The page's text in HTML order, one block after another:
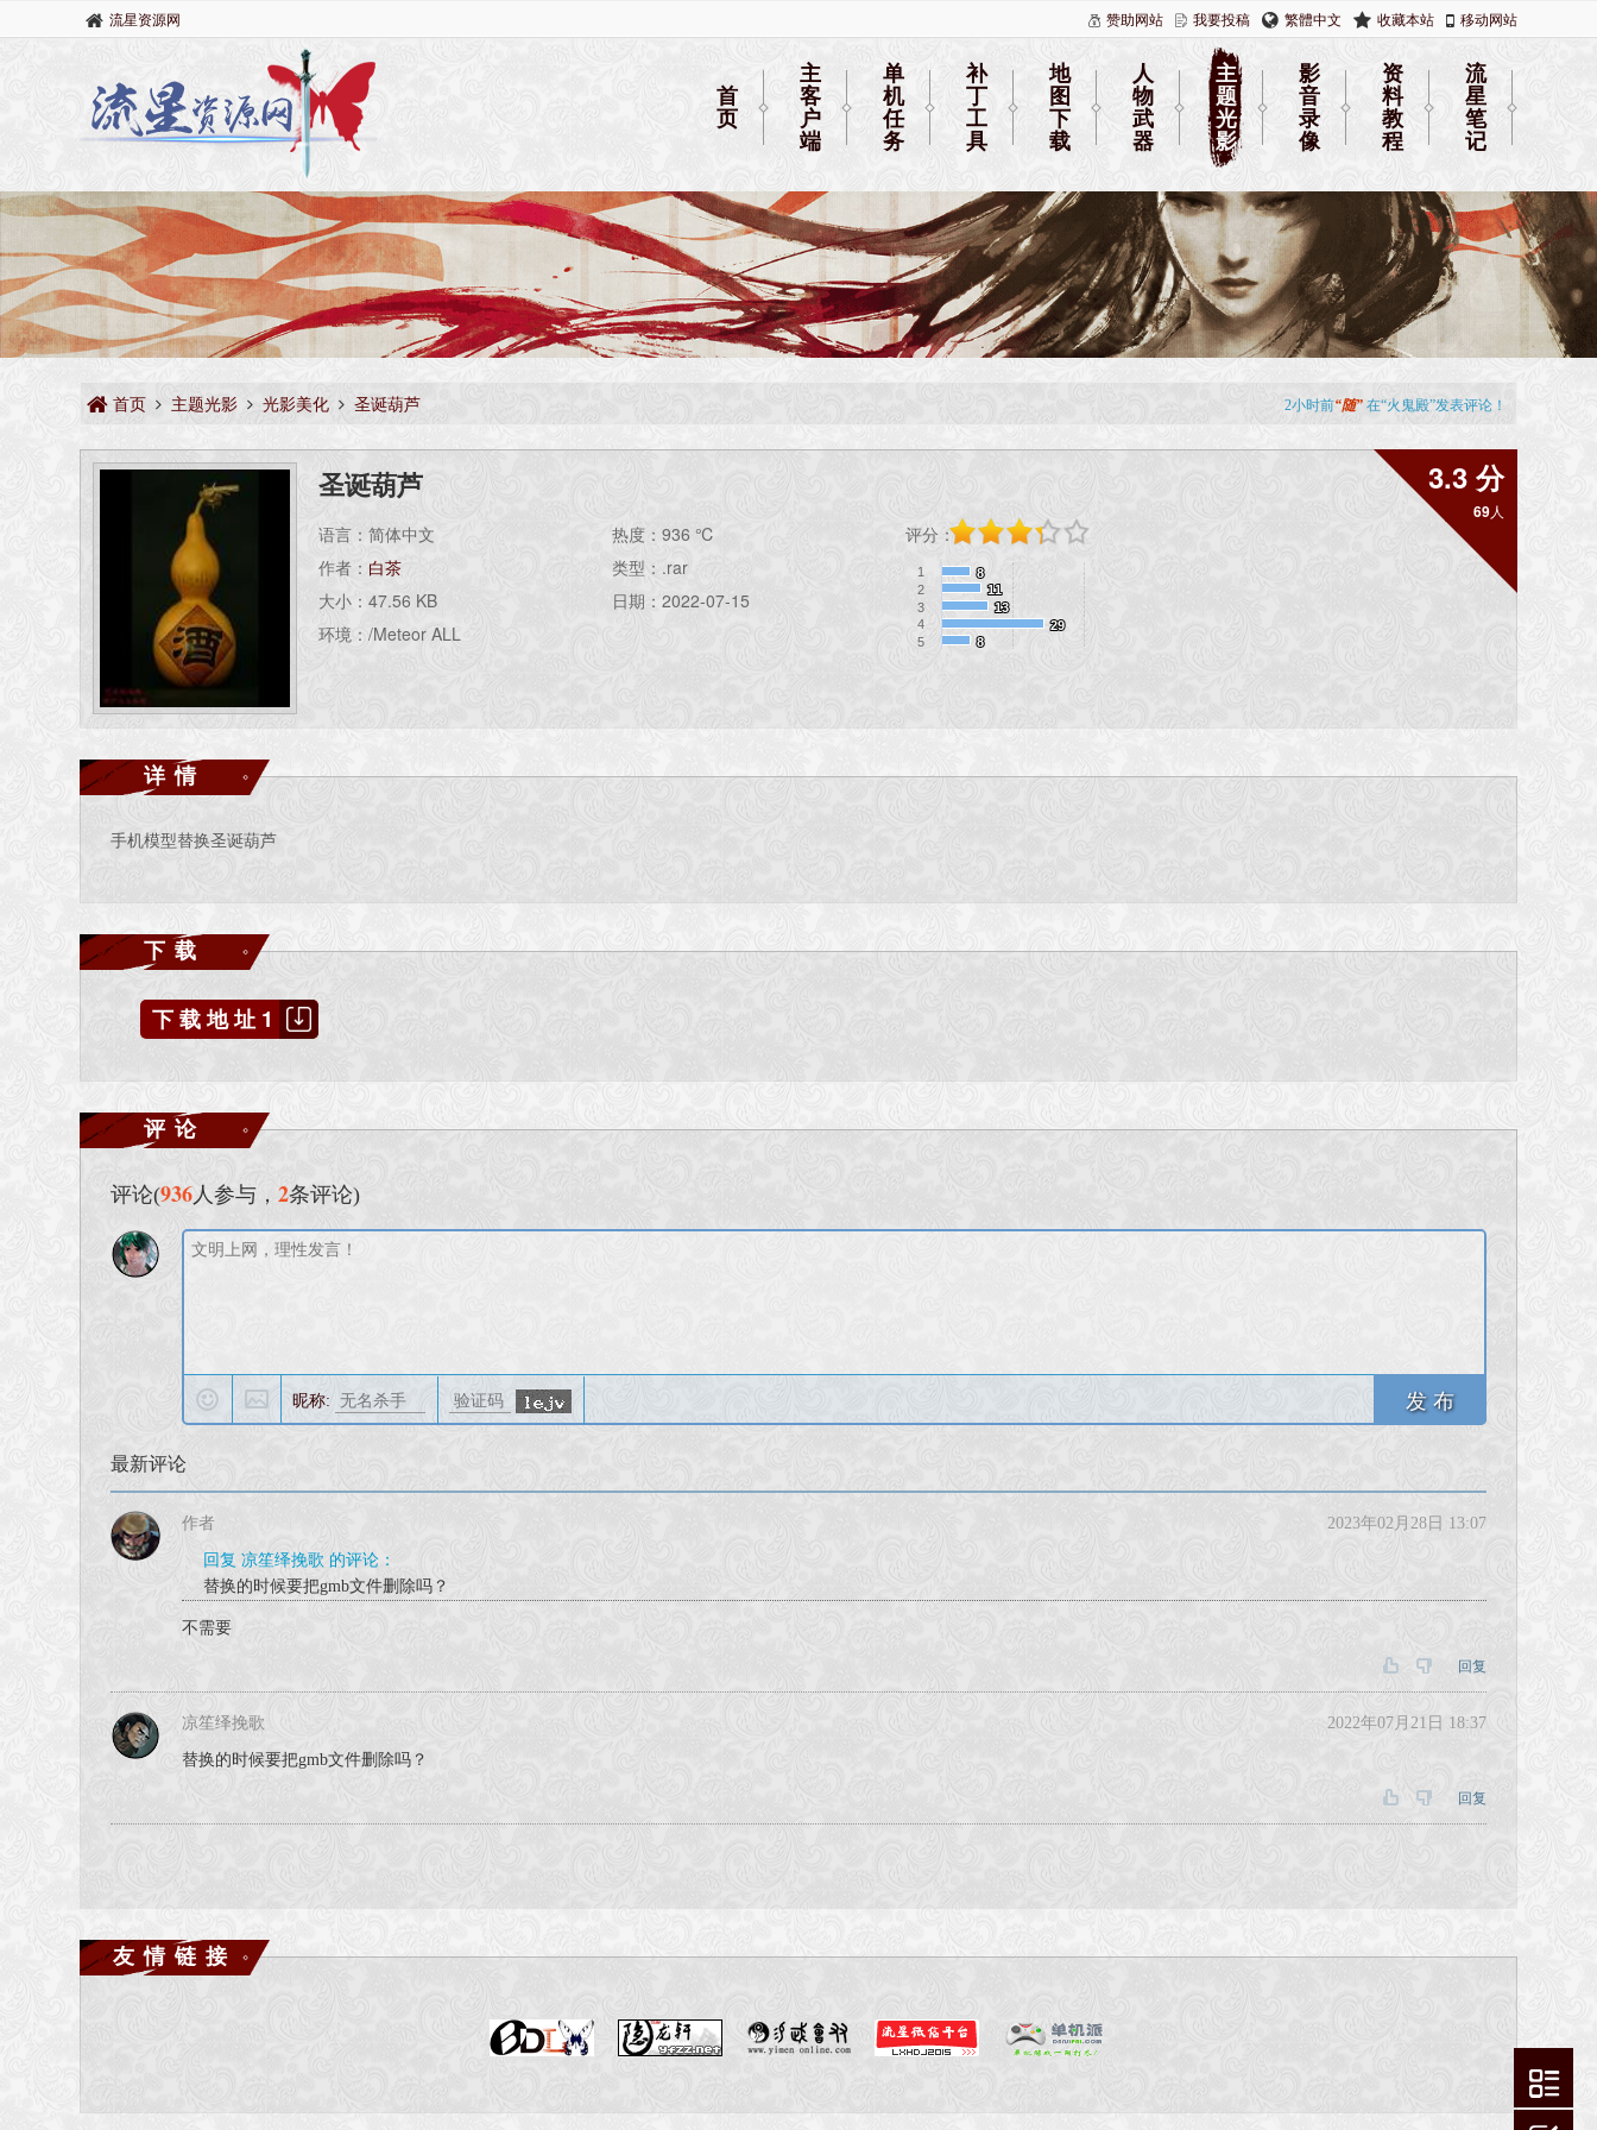
流星资源网 赞助网站 我要投稿 繁體中文 收藏本站 移动网站
首
页
主
客
户
端
单
机
任
务
补
丁
工
具
地
图
下
载
人
物
武
器
主
题
光
影
影
音
录
像
资
料
教
程
流
星
笔
记
首页 主题光影 光影美化 圣诞葫芦
圣诞葫芦 3.3 分
69人
语言：简体中文
作者： 白茶
大小：47.56 KB
环境：/Meteor ALL
热度： 936 ℃
类型：.rar
日期：2022-07-15
评分：
8
8
11
11
13
13
29
29
8
8
1
2
3
4
5
详情
手机模型替换圣诞葫芦
下载
下载地址1
评论
评论(936 人参与，2条评论)
昵称: 发 布
最新评论
作者 2023年02月28日 13:07
回复 凉笙绎挽歌 的评论：
替换的时候要把gmb文件删除吗？
不需要
回复
凉笙绎挽歌 2022年07月21日 18:37
替换的时候要把gmb文件删除吗？
回复
友情链接